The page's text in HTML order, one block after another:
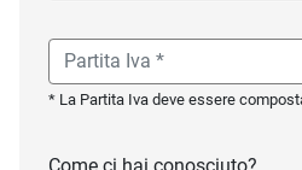
* La Partita Iva deve essere